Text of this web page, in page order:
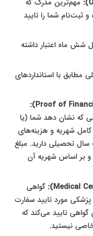
شما را تایید
شش ماه اعتبار داشته
با استانداردهای
که نشان دهد شما (یا
شهریه و هزینه‌های
تحصیلی دارید. مبلغ
بر اساس شهریه آن
گواهی
مورد تایید سفارت
تایید می‌کند که
خاصی نیستید.